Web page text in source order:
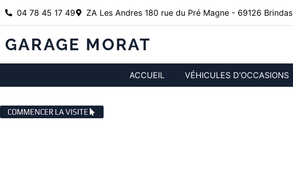
04 78 45 17 49 ZA Les Andres 180 rue du Pré Magne - 69126 Brindas
GARAGE MORAT
ACCUEIL VÉHICULES D’OCCASIONS
COMMENCER LA VISITE